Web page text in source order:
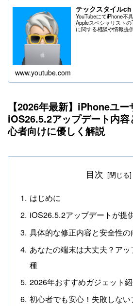
テックスタイルch
YouTubeにてiPhone不
Appleスペシャリスト
に関する相談や情報提
www.youtube.com
【2026年最新】iPhoneユー
iOS26.5.2アップデート内
心者向けに優しく解説
目次
はじめに
iOS26.5.2アップデートが提
具体的な修正内容と安全性の
あなたの端末は大丈夫？ア
種
2026年おすすめガジェット
初心者でも安心！失敗しな